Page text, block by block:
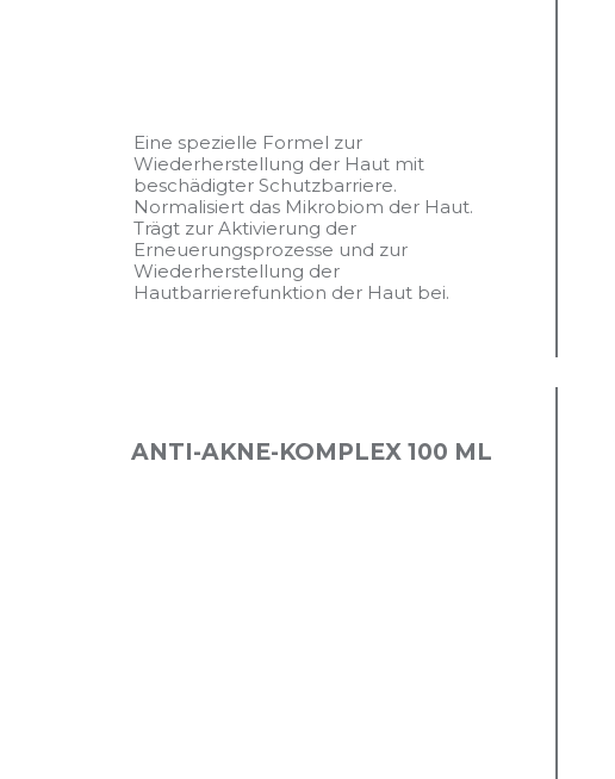
Eine spezielle Formel zur
Wiederherstellung der Haut mit
beschädigter Schutzbarriere.
Normalisiert das Mikrobiom der Haut.
Trägt zur Aktivierung der
Erneuerungsprozesse und zur
Wiederherstellung der
Hautbarrierefunktion der Haut bei.
ANTI-AKNE-KOMPLEX 100 ML